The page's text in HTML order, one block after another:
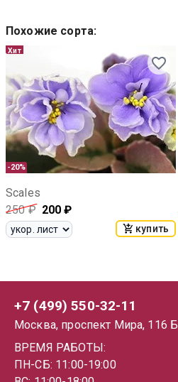
Похожие сорта:
-20%
Хит
Scales
250₽ 200 ₽
купить
+7 (499) 550-32-11
Москва, проспект Мира, 116 Б
ВРЕМЯ РАБОТЫ:
ПН-СБ: 11:00-19:00